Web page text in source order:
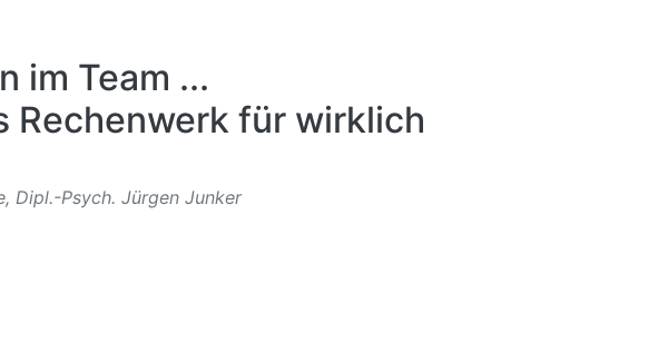
im Team ...
Rechenwerk für wirklich
Dipl.-Psych. Jürgen Junker